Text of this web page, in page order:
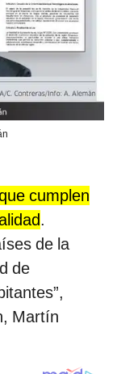
cumplen
.
de la
de
Martín